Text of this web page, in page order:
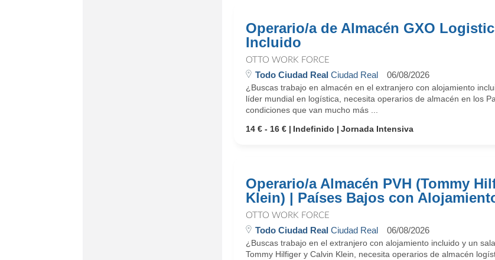
Operario/a de Almacén GXO
Incluido
OTTO WORK FORCE
Todo Ciudad RealCiudad Real 06/08/2026
¿Buscas trabajo en almacén en el extranjero con alojamiento
líder mundial en logística, necesita operarios de almacén en los
condiciones que van mucho más ...
14 € - 16 €
Indefinido Jornada Intensiva
Operario/a Almacén PVH (Tommy
Klein) | Países Bajos con
OTTO WORK FORCE
Todo Ciudad RealCiudad Real 06/08/2026
¿Buscas trabajo en el extranjero con alojamiento incluido y un
Tommy Hilfiger y Calvin Klein, necesita operarios de almacén